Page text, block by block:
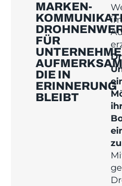
MARKEN­
FÜR
DIE IN
ERINNERUNG
BLEIBT